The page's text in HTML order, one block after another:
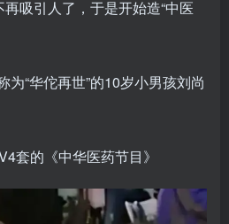
再吸引人了，于是开始造“中医
“华佗再世”的10岁小男孩刘尚
套的《中华医药节目》